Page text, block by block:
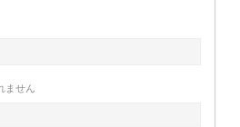
ません